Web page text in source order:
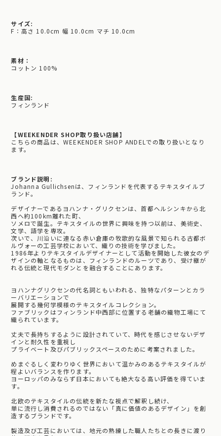
サイズ:
F：高さ 10.0cm 幅 10.0cm マチ 10.0cm
素材：
コットン 100%
生産国:
フィンランド
【WEEKENDER SHOP取り扱い店舗】
こちらの商品は、WEEKENDER SHOP ANDELでの取り扱いとなり
ます。
ブランド説明:
Johanna Gullichsenは、フィンランドを代表するテキスタイルブ
ランド。
デザイナーであるヨハンナ・グリクセンは、首都ヘルシンキから北
西へ約100km離れた町、
ソメロで誕生。テキスタイルの世界に興味を持つ以前は、美術史、
文学、語学を専攻。
次いで、川沿いに連なる赤い倉庫の牧歌的な風景で知られる古都ボ
ルヴォーの工芸学校において、織りの技術を学びました。
1986年よりテキスタイルデザイナーとして活動を開始した彼女のデ
ザインの軸となるものは、フィンランドのルーツであり、受け継が
れる伝統と現代モダンとを融合することにあります。
ヨハンナグリクセンの代名詞ともいわれる、独特なパターンとカラ
ーバリエーションで
展開する幾何学模様のテキスタイルコレクション。
ファブリックはフィンランド中西部に位置する老舗の織物工場にて
織られています。
丈夫で長持ちするように設計されていて、時代を感じさせないデザ
インと耐久性を重視し
プライベート及びパブリックスペースのために考案されました。
めまぐるしく変わりゆく世界において温かみのあるテキスタイルが
程よいバランスを作ります。
ヨーロッパのみならず日本においても絶大なる高い評価を得ていま
す。
北欧のテキスタイルの伝統を新たな視点で解釈し続け、
単に流行し消費されるのではない「真に価値のあるデザイン」を創
造するブランドです。
製造及び工芸においては、地元の熟練した職人たちとの長きに渡り